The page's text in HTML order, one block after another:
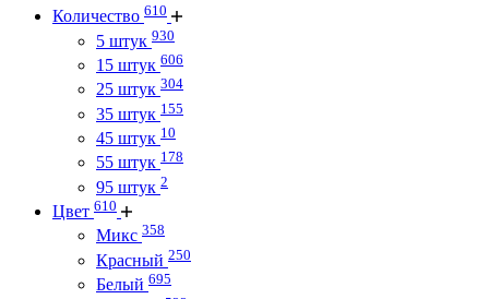
Количество 610
5 штук 930
15 штук 606
25 штук 304
35 штук 155
45 штук 10
55 штук 178
95 штук 2
Цвет 610
Микс 358
Красный 250
Белый 695